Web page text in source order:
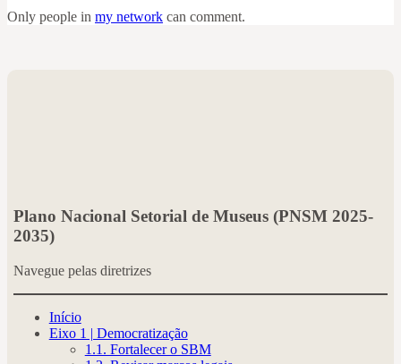
Only people in my network can comment.
Plano Nacional Setorial de Museus (PNSM 2025-
2035)
Navegue pelas diretrizes
Início
Eixo 1 | Democratização
1.1. Fortalecer o SBM